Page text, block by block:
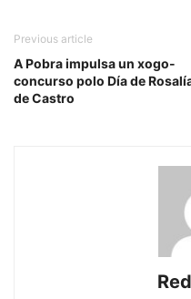
Previous article
A Pobra impulsa un xogo-
concurso polo Día de
de Castro